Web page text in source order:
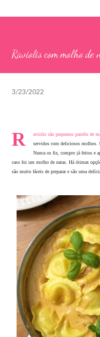
Raviolis com molho de
3/23/2022
R
aviolis são pequenos pastéis de
servidos com deliciosos molhos.
Nunca os fiz, compro já feitos e
caso foi um molho de natas. Há ótimas
são muito fáceis de preparar e são uma